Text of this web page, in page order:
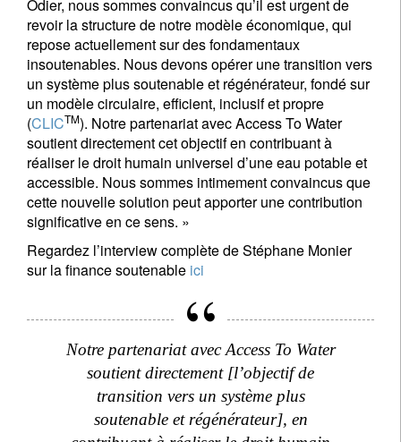
Odier, nous sommes convaincus qu’il est urgent de
revoir la structure de notre modèle économique, qui
repose actuellement sur des fondamentaux
insoutenables. Nous devons opérer une transition vers
un système plus soutenable et régénérateur, fondé sur
un modèle circulaire, efficient, inclusif et propre
(CLICTM). Notre partenariat avec Access To Water
soutient directement cet objectif en contribuant à
réaliser le droit humain universel d’une eau potable et
accessible. Nous sommes intimement convaincus que
cette nouvelle solution peut apporter une contribution
significative en ce sens. »
Regardez l’interview complète de Stéphane Monier
sur la finance soutenable ici
Notre partenariat avec Access To Water
soutient directement [l’objectif de
transition vers un système plus
soutenable et régénérateur], en
S'inscrire à la newsletter
Prénom